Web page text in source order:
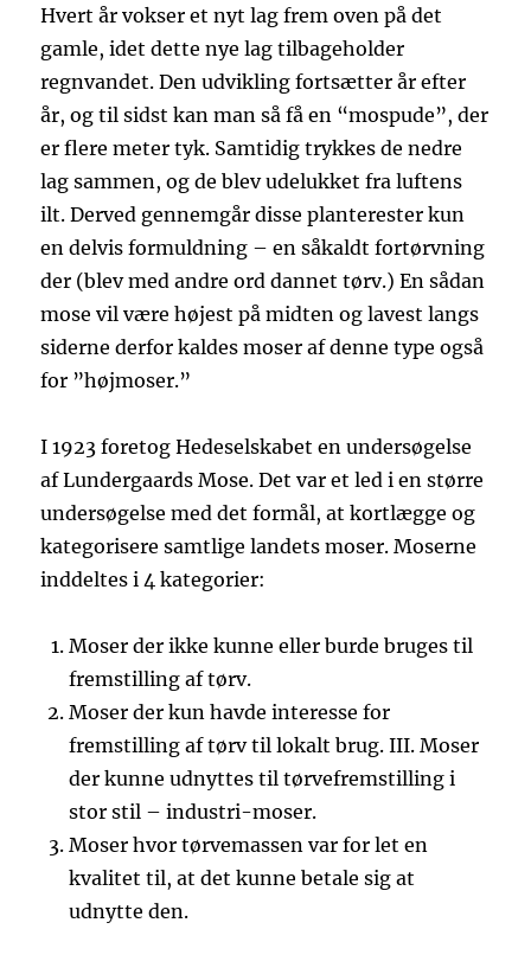
Hvert år vokser et nyt lag frem oven på det
gamle, idet dette nye lag tilbageholder
regnvandet. Den udvikling fortsætter år efter
år, og til sidst kan man så få en “mospude”, der
er flere meter tyk. Samtidig trykkes de nedre
lag sammen, og de blev udelukket fra luftens
ilt. Derved gennemgår disse planterester kun
en delvis formuldning – en såkaldt fortørvning
der (blev med andre ord dannet tørv.) En sådan
mose vil være højest på midten og lavest langs
siderne derfor kaldes moser af denne type også
for ”højmoser.”
I 1923 foretog Hedeselskabet en undersøgelse
af Lundergaards Mose. Det var et led i en større
undersøgelse med det formål, at kortlægge og
kategorisere samtlige landets moser. Moserne
inddeltes i 4 kategorier:
Moser der ikke kunne eller burde bruges til
fremstilling af tørv.
Moser der kun havde interesse for
fremstilling af tørv til lokalt brug. III. Moser
der kunne udnyttes til tørvefremstilling i
stor stil – industri-moser.
Moser hvor tørvemassen var for let en
kvalitet til, at det kunne betale sig at
udnytte den.